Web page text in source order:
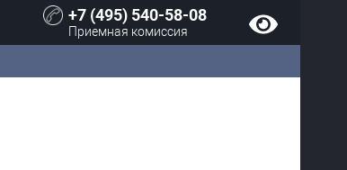
+7 (495) 540-58-08
Приемная комиссия